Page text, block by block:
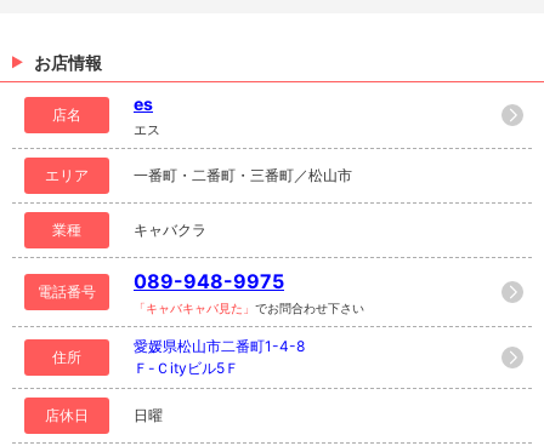
お店情報
店名
es
エス
エリア 一番町・二番町・三番町／松山市
業種 キャバクラ
電話番号 089-948-9975
「キャバキャバ見た」 でお問合わせ下さい
住所
愛媛県松山市二番町1-4-8
Ｆ-Ｃityビル5Ｆ
店休日 日曜